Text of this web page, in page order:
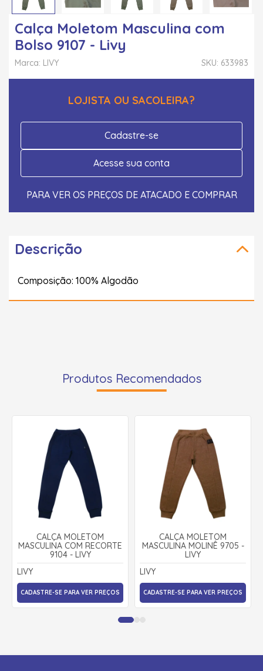
Calça Moletom Masculina com
Bolso 9107 - Livy
SKU: 633983
Marca: LIVY
LOJISTA OU SACOLEIRA?
Cadastre-se
Acesse sua conta
PARA VER OS PREÇOS DE ATACADO E COMPRAR
Descrição
Composição: 100% Algodão
Produtos Recomendados
CALÇA MOLETOM
MASCULINA COM RECORTE
9104 - LIVY
LIVY
CADASTRE-SE PARA VER PREÇOS
CALÇA MOLETOM
MASCULINA MOLINÊ 9705 -
LIVY
LIVY
CADASTRE-SE PARA VER PREÇOS